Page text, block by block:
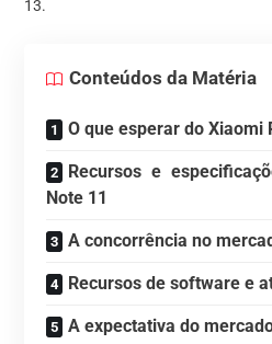
13.
Conteúdos da Matéria
O que esperar do Xiaomi
Recursos e
Note 11
A concorrência no
Recursos de software e
A expectativa do